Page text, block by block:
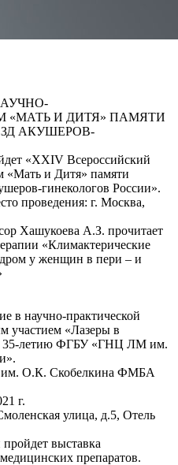
«МАТЬ И ДИТЯ» ПАМЯТИ
АКУШЕРОВ-
«XXIV Всероссийский
«Мать и Дитя» памяти
гинекологов России».
проведения: г. Москва,
Хашукоева А.З. прочитает
«Климактерические
у женщин в пери – и
в научно-практической
участием «Лазеры в
35-летию ФГБУ «ГНЦ ЛМ им.
О.К. Скобелкина ФМБА
г.
улица, д.5, Отель
выставка
препаратов.